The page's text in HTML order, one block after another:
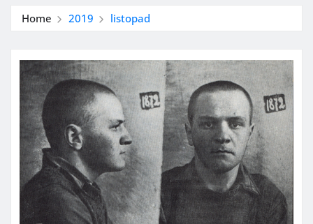
Home 2019 listopad